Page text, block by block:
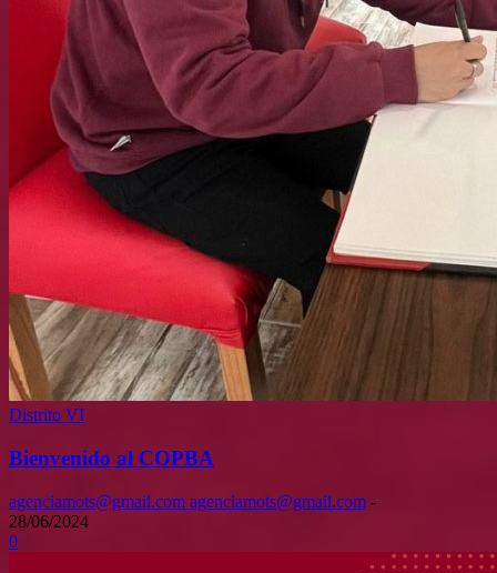
Distrito VI
Bienvenido al COPBA
agenciamots@gmail.com agenciamots@gmail.com -
28/06/2024
0